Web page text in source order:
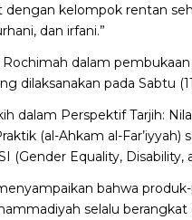
kelompok rentan
dan irfani.”
dalam
dilaksanakan pada Sabtu
dalam Perspektif Tarjih:
(al-Ahkam al-
Equality, Disability,
bahwa
selalu